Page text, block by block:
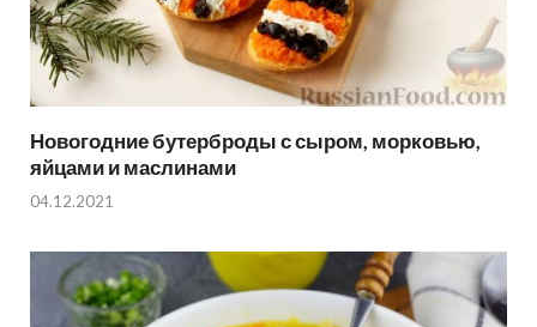
Новогодние бутерброды с сыром, морковью,
яйцами и маслинами
04.12.2021